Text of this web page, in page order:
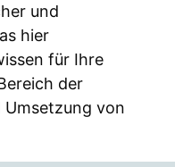
und
hier
für Ihre
der
Umsetzung von